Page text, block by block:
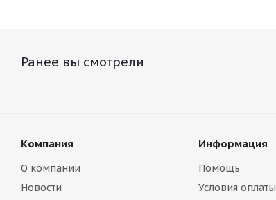
Ранее вы смотрели
Компания
О компании
Новости
Информация
Помощь
Условия оплаты